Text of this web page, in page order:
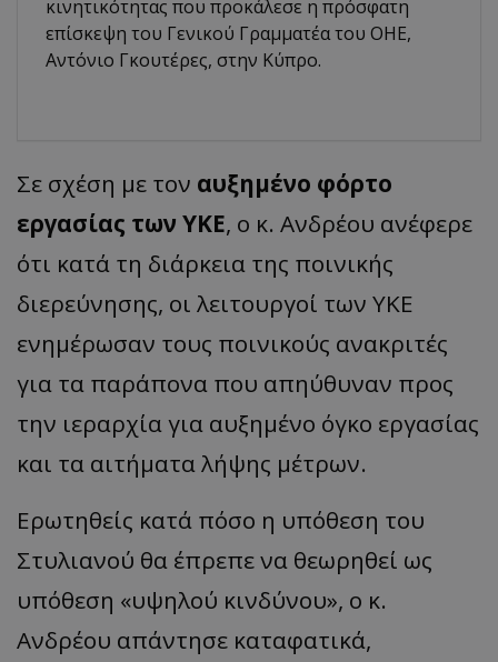
κινητικότητας που προκάλεσε η πρόσφατη
επίσκεψη του Γενικού Γραμματέα του ΟΗΕ,
Αντόνιο Γκουτέρες, στην Κύπρο.
Σε σχέση με τον αυξημένο φόρτο
εργασίας των ΥΚΕ, ο κ. Ανδρέου ανέφερε
ότι κατά τη διάρκεια της ποινικής
διερεύνησης, οι λειτουργοί των ΥΚΕ
ενημέρωσαν τους ποινικούς ανακριτές
για τα παράπονα που απηύθυναν προς
την ιεραρχία για αυξημένο όγκο εργασίας
και τα αιτήματα λήψης μέτρων.
Ερωτηθείς κατά πόσο η υπόθεση του
Στυλιανού θα έπρεπε να θεωρηθεί ως
υπόθεση «υψηλού κινδύνου», ο κ.
Ανδρέου απάντησε καταφατικά,